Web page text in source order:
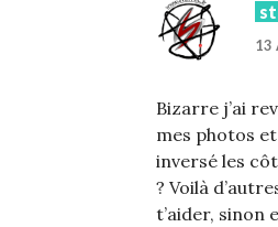
13
Bizarre j’ai
mes photos et
inversé les
? Voilà
t’aider, sinon